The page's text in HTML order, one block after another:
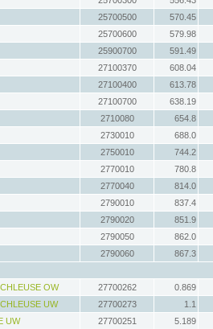
25700500
570.45
25700600
579.98
25900700
591.49
27100370
608.04
27100400
613.78
27100700
638.19
2710080
654.8
2730010
688.0
2750010
744.2
2770010
780.8
2770040
814.0
2790010
837.4
2790020
851.9
2790050
862.0
2790060
867.3
OW
27700262
0.869
UW
27700273
1.1
UW
27700251
5.189